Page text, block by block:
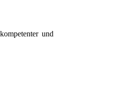
und